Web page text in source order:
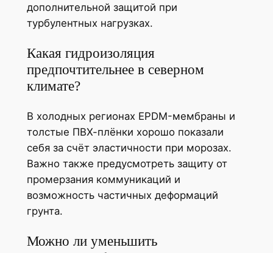
дополнительной защитой при
турбулентных нагрузках.
Какая гидроизоляция
предпочтительнее в северном
климате?
В холодных регионах EPDM-мембраны и
толстые ПВХ-плёнки хорошо показали
себя за счёт эластичности при морозах.
Важно также предусмотреть защиту от
промерзания коммуникаций и
возможность частичных деформаций
грунта.
Можно ли уменьшить